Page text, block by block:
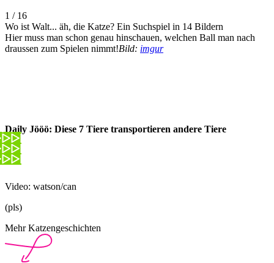
1 / 16
Wo ist Walt... äh, die Katze? Ein Suchspiel in 14 Bildern
Hier muss man schon genau hinschauen, welchen Ball man nach
draussen zum Spielen nimmt!Bild: imgur
Daily Jööö: Diese 7 Tiere transportieren andere Tiere
Video: watson/can
(pls)
Mehr Katzengeschichten